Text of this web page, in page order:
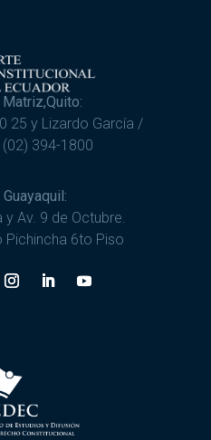
25 y Lizardo García /
(02) 394-1800
y Av. 9 de Octubre.
Pichincha 6to Piso